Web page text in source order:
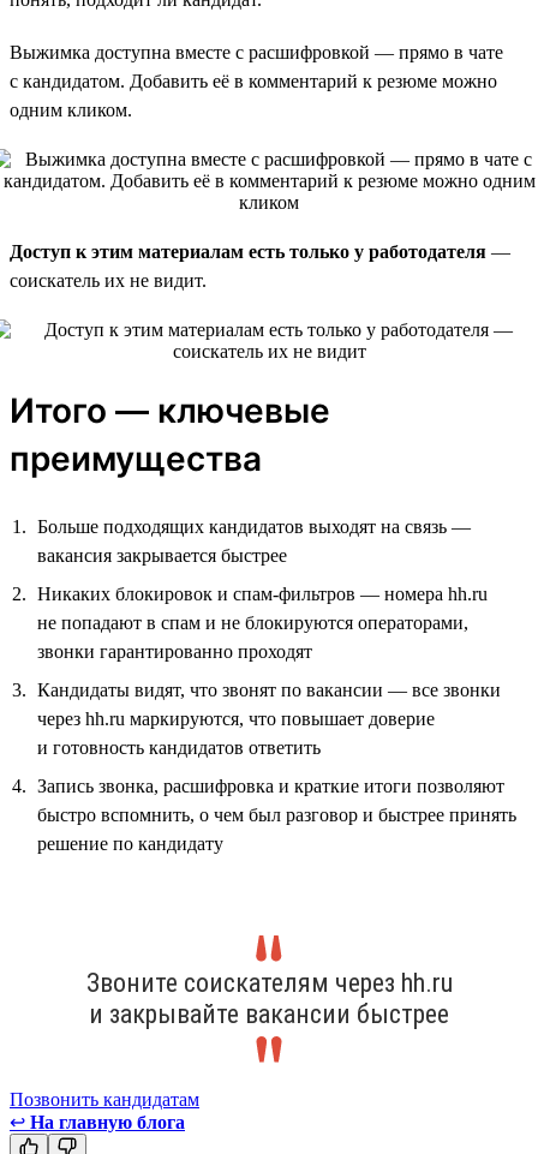
Выжимка доступна вместе с расшифровкой — прямо в чате
с кандидатом. Добавить её в комментарий к резюме можно
одним кликом.
Доступ к этим материалам есть только у работодателя —
соискатель их не видит.
Итого — ключевые
преимущества
Больше подходящих кандидатов выходят на связь —
вакансия закрывается быстрее
Никаких блокировок и спам-фильтров — номера hh.ru
не попадают в спам и не блокируются операторами,
звонки гарантированно проходят
Кандидаты видят, что звонят по вакансии — все звонки
через hh.ru маркируются, что повышает доверие
и готовность кандидатов ответить
Запись звонка, расшифровка и краткие итоги позволяют
быстро вспомнить, о чем был разговор и быстрее принять
решение по кандидату
Звоните соискателям через hh.ru
и закрывайте вакансии быстрее
Позвонить кандидатам
↩ На главную блога